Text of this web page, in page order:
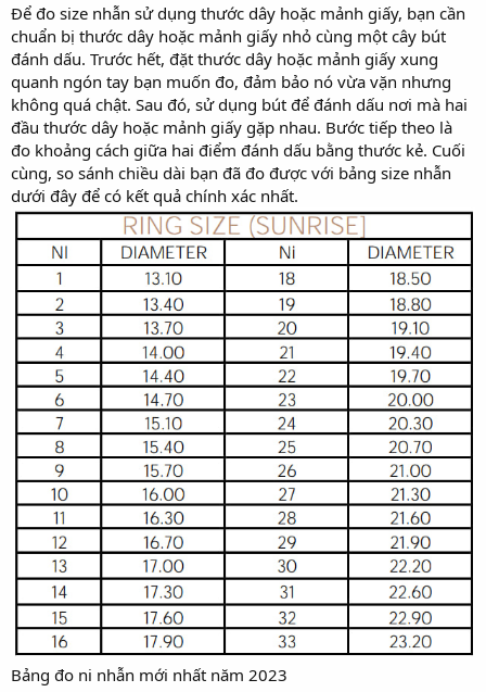
Để đo size nhẫn sử dụng thước dây hoặc mảnh giấy, bạn cần
chuẩn bị thước dây hoặc mảnh giấy nhỏ cùng một cây bút
đánh dấu. Trước hết, đặt thước dây hoặc mảnh giấy xung
quanh ngón tay bạn muốn đo, đảm bảo nó vừa vặn nhưng
không quá chật. Sau đó, sử dụng bút để đánh dấu nơi mà hai
đầu thước dây hoặc mảnh giấy gặp nhau. Bước tiếp theo là
đo khoảng cách giữa hai điểm đánh dấu bằng thước kẻ. Cuối
cùng, so sánh chiều dài bạn đã đo được với bảng size nhẫn
dưới đây để có kết quả chính xác nhất.
Bảng đo ni nhẫn mới nhất năm 2023